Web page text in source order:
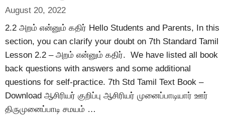
August 20, 2022
2.2 அறம் என்னும் கதிர் Hello Students and Parents, In this
section, you can clarify your doubt on 7th Standard Tamil
Lesson 2.2 – அறம் என்னும் கதிர். We have listed all book
back questions with answers and some additional
questions for self-practice. 7th Std Tamil Text Book –
Download ஆசிரியர் குறிப்பு ஆசிரியர் முனைப்பாடியார் ஊர்
திருமுனைப்பாடி சமயம் …